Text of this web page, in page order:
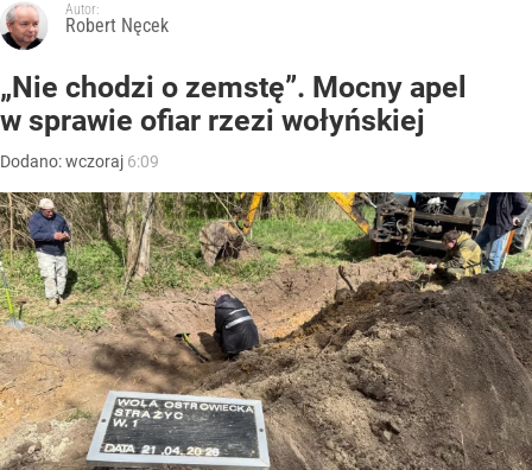
Autor:
Robert Nęcek
„Nie chodzi o zemstę”. Mocny apel
w sprawie ofiar rzezi wołyńskiej
Dodano:wczoraj 6:09